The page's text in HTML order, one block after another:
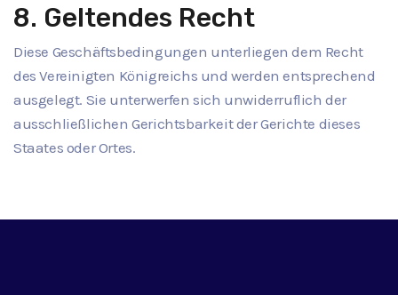
8. Geltendes Recht
Diese Geschäftsbedingungen unterliegen dem Recht
des Vereinigten Königreichs und werden entsprechend
ausgelegt. Sie unterwerfen sich unwiderruflich der
ausschließlichen Gerichtsbarkeit der Gerichte dieses
Staates oder Ortes.